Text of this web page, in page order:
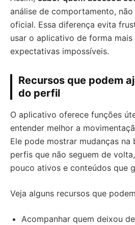
análise de comportamento,
oficial. Essa diferença evita
usar o aplicativo de forma
expectativas impossíveis.
Recursos que podem
do perfil
O aplicativo oferece funções
entender melhor a
Ele pode mostrar mudanças na
perfis que não seguem de
pouco ativos e conteúdos que
Veja alguns recursos que
Acompanhar quem deixou